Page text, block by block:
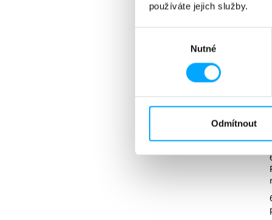
používáte jejich služby.
Nutné
Odmítnout